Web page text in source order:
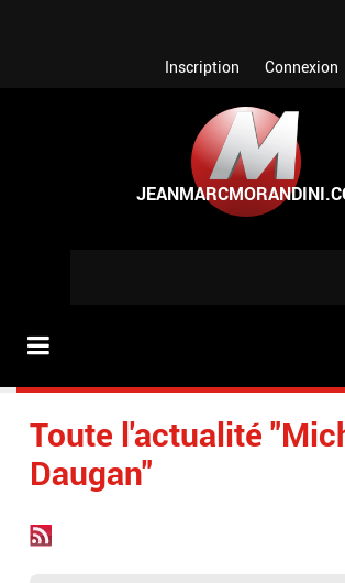
Inscription Connexion
Toute l'actualité
Daugan"